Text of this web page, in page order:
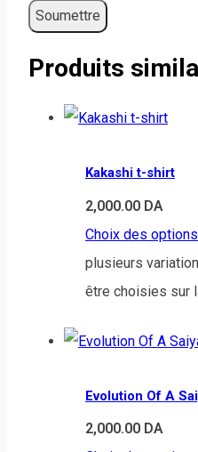
Produits
Kakashi t-shirt
2,000.00 DA
Choix des options
plusieurs
être choisies sur
Evolution Of A
2,000.00 DA